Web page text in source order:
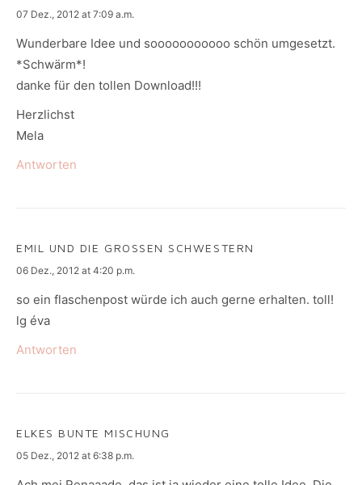
says:
07 Dez., 2012 at 7:09 a.m.
Wunderbare Idee und sooooooooooo schön umgesetzt.
*Schwärm*!
danke für den tollen Download!!!
Herzlichst
Mela
Antworten
EMIL UND DIE GROSSEN SCHWESTERN
says:
06 Dez., 2012 at 4:20 p.m.
so ein flaschenpost würde ich auch gerne erhalten. toll!
lg éva
Antworten
ELKES BUNTE MISCHUNG
says:
05 Dez., 2012 at 6:38 p.m.